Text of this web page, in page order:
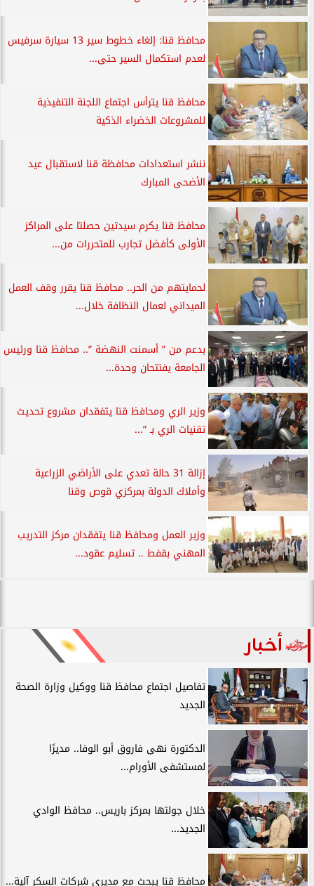
محافظ قنا: إلغاء خطوط سير 13 سيارة سرفيس
لعدم استكمال السير حتى...
محافظ قنا يترأس اجتماع اللجنة التنفيذية
للمشروعات الخضراء الذكية
ننشر استعدادات محافظة قنا لاستقبال عيد
الأضحى المبارك
محافظ قنا يكرم سيدتين حصلتا على المراكز
الأولى كأفضل تجارب للمتحررات من...
لحمايتهم من الحر.. محافظ قنا يقرر وقف العمل
الميداني لعمال النظافة خلال...
بدعم من ” أسمنت النهضة ”.. محافظ قنا ورئيس
الجامعة يفتتحان وحدة...
وزير الري ومحافظ قنا يتفقدان مشروع تحديث
تقنيات الري بـ ”...
إزالة 31 حالة تعدي على الأراضي الزراعية
وأملاك الدولة بمركزي قوص وقنا
وزير العمل ومحافظ قنا يتفقدان مركز التدريب
المهني بقفط .. تسليم عقود...
أخبار
تفاصيل اجتماع محافظ قنا ووكيل وزارة الصحة
الجديد
الدكتورة نهى فاروق أبو الوفا.. مديرًا
لمستشفى الأورام...
خلال جولتها بمركز باريس.. محافظ الوادي
الجديد...
محافظ قنا يبحث مع مديري شركات السكر آلية...